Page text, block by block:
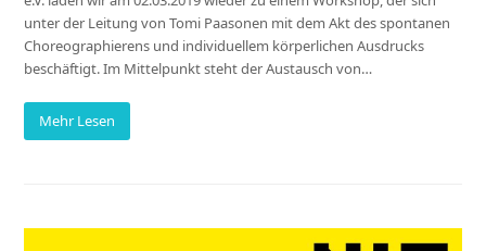
unter der Leitung von Tomi Paasonen mit dem Akt des spontanen
Choreographierens und individuellem körperlichen Ausdrucks
beschäftigt. Im Mittelpunkt steht der Austausch von…
Mehr Lesen